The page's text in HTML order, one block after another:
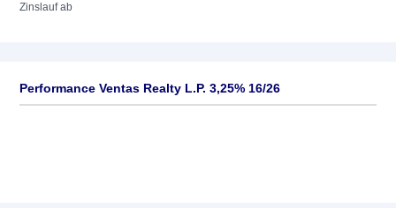
Zinslauf ab
Performance Ventas Realty L.P. 3,25% 16/26